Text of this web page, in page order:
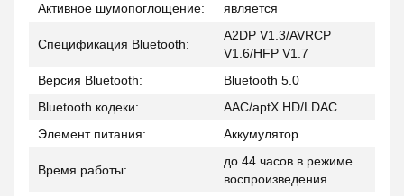
Активное шумопоглощение:
является
Спецификация Bluetooth:
A2DP V1.3/AVRCP
V1.6/HFP V1.7
Версия Bluetooth:
Bluetooth 5.0
Bluetooth кодеки:
AAC/aptX HD/LDAC
Элемент питания:
Аккумулятор
Время работы:
до 44 часов в режиме
воспроизведения